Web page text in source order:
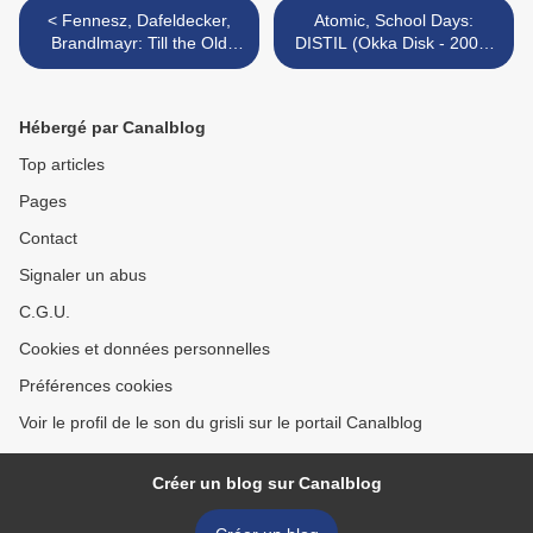
< Fennesz, Dafeldecker,
Brandlmayr: Till the Old
World's Blown Up and a
Atomic, School Days:
DISTIL (Okka Disk - 2008)
>
Hébergé par Canalblog
Top articles
Pages
Contact
Signaler un abus
C.G.U.
Cookies et données personnelles
Préférences cookies
Voir le profil de le son du grisli sur le portail Canalblog
Créer un blog sur Canalblog